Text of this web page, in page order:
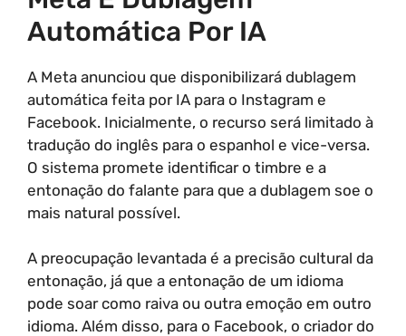
Automática Por IA
A Meta anunciou que disponibilizará dublagem
automática feita por IA para o Instagram e
Facebook. Inicialmente, o recurso será limitado à
tradução do inglês para o espanhol e vice-versa.
O sistema promete identificar o timbre e a
entonação do falante para que a dublagem soe o
mais natural possível.
A preocupação levantada é a precisão cultural da
entonação, já que a entonação de um idioma
pode soar como raiva ou outra emoção em outro
idioma. Além disso, para o Facebook, o criador do